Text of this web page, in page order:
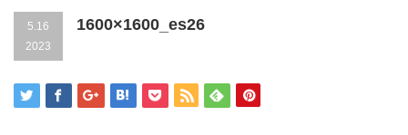
5.16
2023
1600×1600_es26